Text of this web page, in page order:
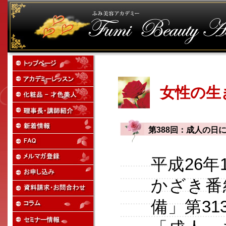
女性の
第388回：成人の日
平成26年
かざき
備」第